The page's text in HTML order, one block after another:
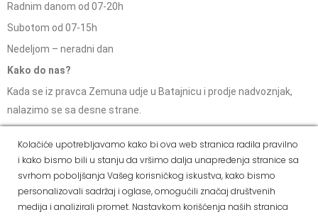
Radnim danom od 07-20h
Subotom od 07-15h
Nedeljom – neradni dan
Kako do nas?
Kada se iz pravca Zemuna udje u Batajnicu i prodje nadvoznjak,
nalazimo se sa desne strane.
ALVOS NOVA PAZOVA
Kralja Petra I Karađorđevića 62/2, Nova Pazova
Mob: 063/293-014
Kolačiće upotrebljavamo kako bi ova web stranica radila pravilno
i kako bismo bili u stanju da vršimo dalja unapređenja stranice sa
svrhom poboljšanja Vašeg korisničkog iskustva, kako bismo
personalizovali sadržaj i oglase, omogućili značaj društvenih
medija i analizirali promet. Nastavkom korišćenja naših stranica